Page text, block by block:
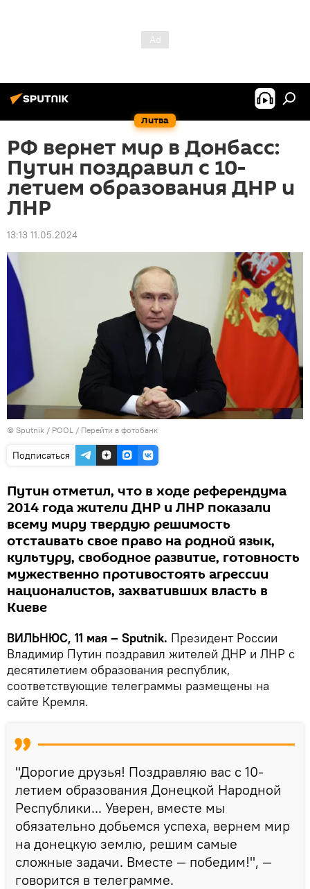
Литва
РФ вернет мир в Донбасс:
Путин поздравил с 10-
летием образования ДНР и
ЛНР
13:13 11.05.2024
© Sputnik / POOL / Перейти в фотобанк
Подписаться
Путин отметил, что в ходе референдума
2014 года жители ДНР и ЛНР показали
всему миру твердую решимость
отстаивать свое право на родной язык,
культуру, свободное развитие, готовность
мужественно противостоять агрессии
националистов, захвативших власть в
Киеве
ВИЛЬНЮС, 11 мая – Sputnik. Президент России
Владимир Путин поздравил жителей ДНР и ЛНР с
десятилетием образования республик,
соответствующие телеграммы размещены на
сайте Кремля.
"Дорогие друзья! Поздравляю вас с 10-
летием образования Донецкой Народной
Республики... Уверен, вместе мы
обязательно добьемся успеха, вернем мир
на донецкую землю, решим самые
сложные задачи. Вместе — победим!", —
говорится в телеграмме.